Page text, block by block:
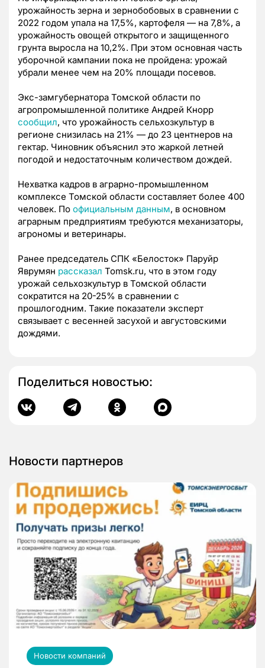
урожайность зерна и зернобобовых в сравнении с
2022 годом упала на 17,5%, картофеля — на 7,8%, а
урожайность овощей открытого и защищенного
грунта выросла на 10,2%. При этом основная часть
уборочной кампании пока не пройдена: урожай
убрали менее чем на 20% площади посевов.
Экс-замгубернатора Томской области по
агропромышленной политике Андрей Кнорр
сообщил, что урожайность сельхозкультур в
регионе снизилась на 21% — до 23 центнеров на
гектар. Чиновник объяснил это жаркой летней
погодой и недостаточным количеством дождей.
Нехватка кадров в аграрно-промышленном
комплексе Томской области составляет более 400
человек. По официальным данным, в основном
аграрным предприятиям требуются механизаторы,
агрономы и ветеринары.
Ранее председатель СПК «Белосток» Паруйр
Яврумян рассказал Tomsk.ru, что в этом году
урожай сельхозкультур в Томской области
сократится на 20-25% в сравнении с
прошлогодним. Такие показатели эксперт
связывает с весенней засухой и августовскими
дождями.
Поделиться новостью:
Новости партнеров
Новости компаний